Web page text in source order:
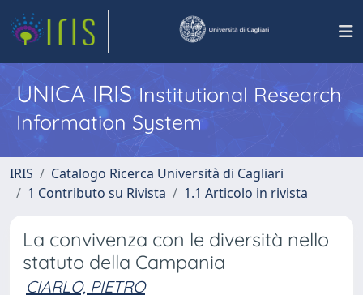
UNICA IRISInstitutional Research
Information System
IRIS
Catalogo Ricerca Università di Cagliari
1 Contributo su Rivista
1.1 Articolo in rivista
La convivenza con le diversità nello
statuto della Campania
CIARLO, PIETRO